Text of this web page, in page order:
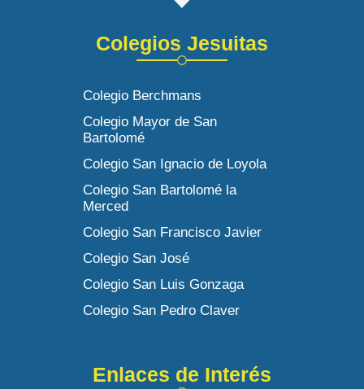
Colegios Jesuitas
Colegio Berchmans
Colegio Mayor de San
Bartolomé
Colegio San Ignacio de Loyola
Colegio San Bartolomé la
Merced
Colegio San Francisco Javier
Colegio San José
Colegio San Luis Gonzaga
Colegio San Pedro Claver
Enlaces de Interés